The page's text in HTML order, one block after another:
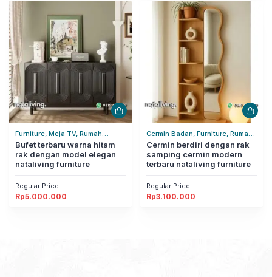
Furniture, Meja TV, Rumah
Tangga
Bufet terbaru warna hitam
rak dengan model elegan
nataliving furniture
Regular Price
Rp5.000.000
Cermin Badan, Furniture, Rumah
Tangga
Cermin berdiri dengan rak
samping cermin modern
terbaru nataliving furniture
Regular Price
Rp3.100.000